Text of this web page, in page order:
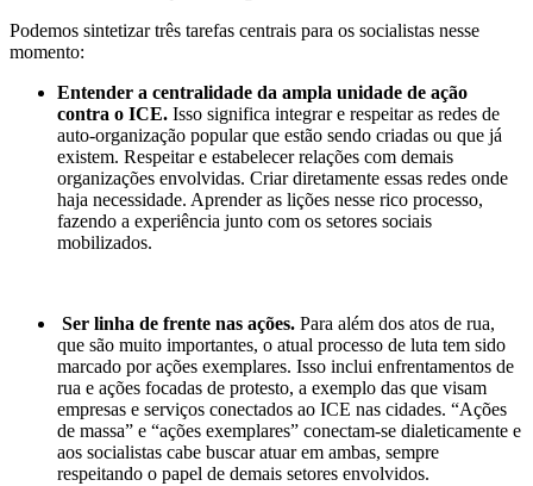
Podemos sintetizar três tarefas centrais para os socialistas nesse
momento:
Entender a centralidade da ampla unidade de ação
contra o ICE. Isso significa integrar e respeitar as redes de
auto-organização popular que estão sendo criadas ou que já
existem. Respeitar e estabelecer relações com demais
organizações envolvidas. Criar diretamente essas redes onde
haja necessidade. Aprender as lições nesse rico processo,
fazendo a experiência junto com os setores sociais
mobilizados.
Ser linha de frente nas ações. Para além dos atos de rua,
que são muito importantes, o atual processo de luta tem sido
marcado por ações exemplares. Isso inclui enfrentamentos de
rua e ações focadas de protesto, a exemplo das que visam
empresas e serviços conectados ao ICE nas cidades. “Ações
de massa” e “ações exemplares” conectam-se dialeticamente e
aos socialistas cabe buscar atuar em ambas, sempre
respeitando o papel de demais setores envolvidos.